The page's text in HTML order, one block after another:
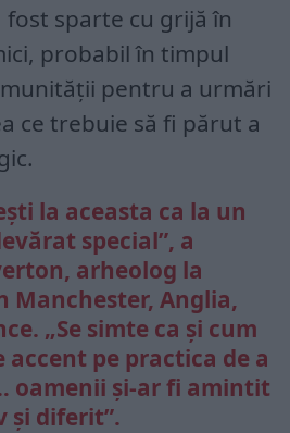
sparte cu grijă în
probabil în timpul
pentru a urmări
ce trebuie să fi părut a
la aceasta ca la un
special”, a
arheolog la
Manchester, Anglia,
„Se simte ca și cum
accent pe practica de a
oamenii și-ar fi amintit
și diferit”.